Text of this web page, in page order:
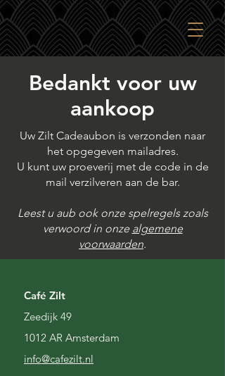
Bedankt voor uw
aankoop
Uw Zilt Cadeaubon is verzonden naar
het opgegeven mailadres.
U kunt uw proeverij met de code in de
mail verzilveren aan de bar.
Leest u aub ook onze spelregels zoals
verwoord in onze algemene
voorwaarden.
Café Zilt
Zeedijk 49
1012 AR Amsterdam
info@cafezilt.nl